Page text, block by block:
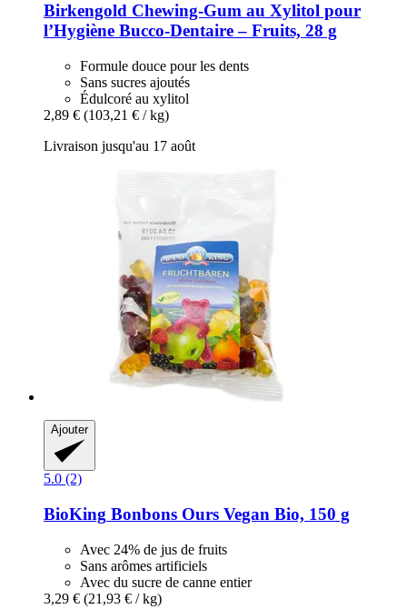
Birkengold Chewing-​Gum au Xylitol pour
l’Hygiène Bucco-​Dentaire – Fruits, 28 g
Formule douce pour les dents
Sans sucres ajoutés
Édulcoré au xylitol
2,89 € (103,21 € / kg)
Livraison jusqu'au 17 août
Ajouter
5.0 (2)
BioKing Bonbons Ours Vegan Bio, 150 g
Avec 24% de jus de fruits
Sans arômes artificiels
Avec du sucre de canne entier
3,29 € (21,93 € / kg)